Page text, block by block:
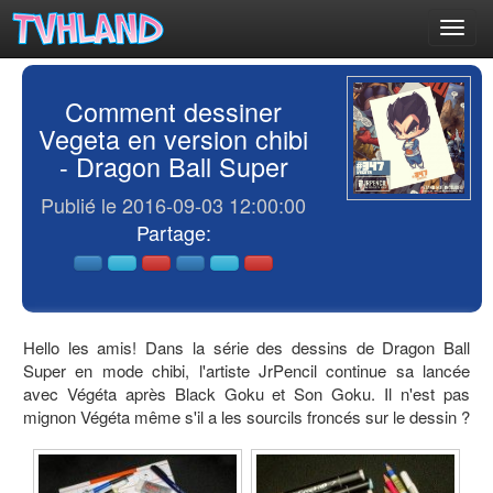
Comment dessiner
Vegeta en version chibi
- Dragon Ball Super
Publié le 2016-09-03 12:00:00
Partage:
Hello les amis! Dans la série des dessins de Dragon Ball
Super en mode chibi, l'artiste JrPencil continue sa lancée
avec Végéta après Black Goku et Son Goku. Il n'est pas
mignon Végéta même s'il a les sourcils froncés sur le dessin ?